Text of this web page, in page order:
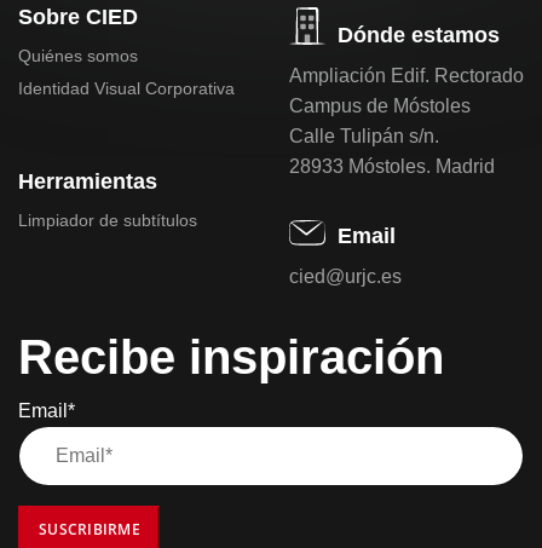
Sobre CIED
Quiénes somos
Identidad Visual Corporativa
Herramientas
Limpiador de subtítulos
Dónde estamos
Ampliación Edif. Rectorado
Campus de Móstoles
Calle Tulipán s/n.
28933 Móstoles. Madrid
Email
cied@urjc.es
Recibe inspiración
Email*
SUSCRIBIRME